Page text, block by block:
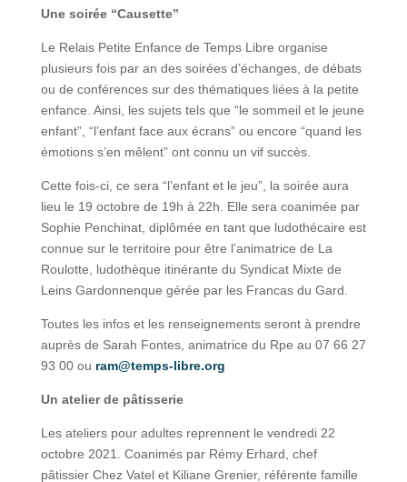
Une soirée “Causette”
Le Relais Petite Enfance de Temps Libre organise
plusieurs fois par an des soirées d’échanges, de débats
ou de conférences sur des thématiques liées à la petite
enfance. Ainsi, les sujets tels que “le sommeil et le jeune
enfant”, “l’enfant face aux écrans” ou encore “quand les
émotions s’en mêlent” ont connu un vif succès.
Cette fois-ci, ce sera “l’enfant et le jeu”, la soirée aura
lieu le 19 octobre de 19h à 22h. Elle sera coanimée par
Sophie Penchinat, diplômée en tant que ludothécaire est
connue sur le territoire pour être l’animatrice de La
Roulotte, ludothèque itinérante du Syndicat Mixte de
Leins Gardonnenque gérée par les Francas du Gard.
Toutes les infos et les renseignements seront à prendre
auprès de Sarah Fontes, animatrice du Rpe au 07 66 27
93 00 ou ram@temps-libre.org
Un atelier de pâtisserie
Les ateliers pour adultes reprennent le vendredi 22
octobre 2021. Coanimés par Rémy Erhard, chef
pâtissier Chez Vatel et Kiliane Grenier, référente famille